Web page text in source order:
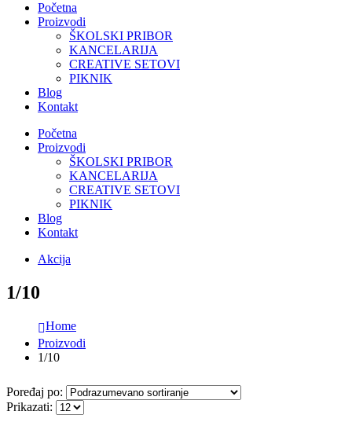
Početna
Proizvodi
ŠKOLSKI PRIBOR
KANCELARIJA
CREATIVE SETOVI
PIKNIK
Blog
Kontakt
Početna
Proizvodi
ŠKOLSKI PRIBOR
KANCELARIJA
CREATIVE SETOVI
PIKNIK
Blog
Kontakt
Akcija
1/10
Home
Proizvodi
1/10
Poređaj po:
Prikazati: